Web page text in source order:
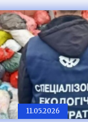
11.05.2026